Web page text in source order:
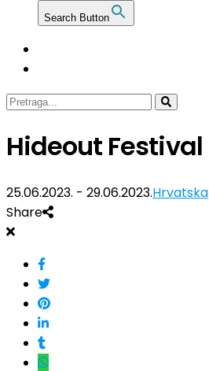
Search Button
Hideout Festival
25.06.2023. - 29.06.2023.Hrvatska
Share